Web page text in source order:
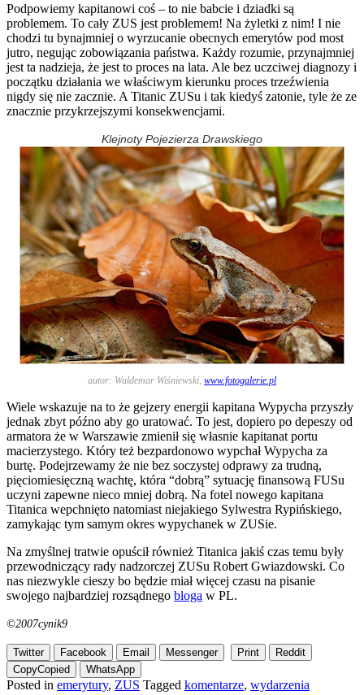
Podpowiemy kapitanowi coś – to nie babcie i dziadki są
problemem. To cały ZUS jest problemem! Na żyletki z nim! I nie
chodzi tu bynajmniej o wyrzucanie obecnych emerytów pod most
jutro, negując zobowiązania państwa. Każdy rozumie, przynajmniej
jest ta nadzieja, że jest to proces na lata. Ale bez uczciwej diagnozy i
początku działania we właściwym kierunku proces trzeźwienia
nigdy się nie zacznie. A Titanic ZUSu i tak kiedyś zatonie, tyle że ze
znacznie przykrzejszymi konsekwencjami.
Klejnoty Pojezierza Drawskiego
autor: Waldemar Wiśniewski, www.fotogalerie.pl
Wiele wskazuje na to że gejzery energii kapitana Wypycha przyszły
jednak zbyt późno aby go uratować. To jest, dopiero po depeszy od
armatora że w Warszawie zmienił się własnie kapitanat portu
macierzystego. Który też bezpardonowo wypchał Wypycha za
burtę. Podejrzewamy że nie bez soczystej odprawy za trudną,
pięciomiesięczną wachtę, która “dobrą” sytuację finansową FUSu
uczyni zapewne nieco mniej dobrą. Na fotel nowego kapitana
Titanica wepchnięto natomiast niejakiego Sylwestra Rypińskiego,
zamykając tym samym okres wypychanek w ZUSie.
Na zmyślnej tratwie opuścił również Titanica jakiś czas temu były
przewodniczący rady nadzorczej ZUSu Robert Gwiazdowski. Co
nas niezwykle cieszy bo będzie miał więcej czasu na pisanie
swojego najbardziej rozsądnego bloga w PL.
©2007cynik9
Twitter Facebook Email Messenger Print
Reddit
CopyCopied WhatsApp
Posted in emerytury, ZUS Tagged komentarze, wydarzenia